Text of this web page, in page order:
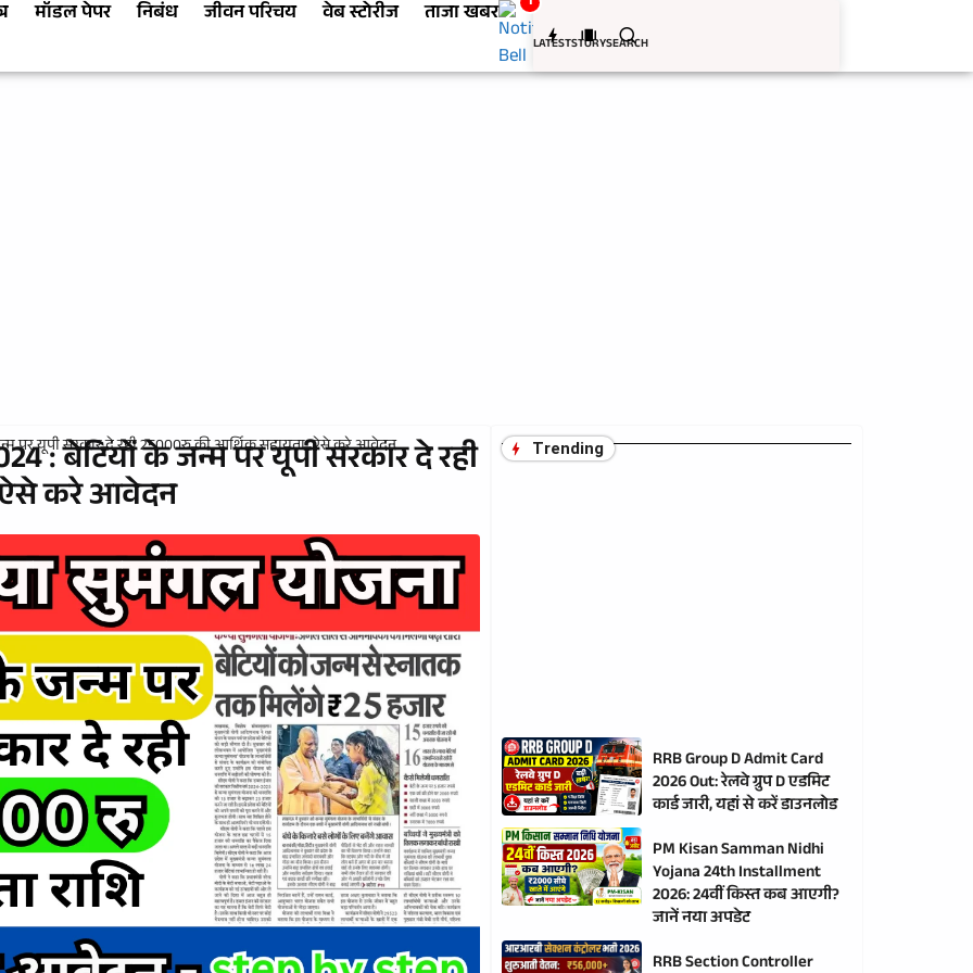
मॉडल पेपर निबंध जीवन परिचय वेब स्टोरीज ताजा खबर
LATESTSTORYSEARCH
पर यूपी सरकार दे रही 25000रु की आर्थिक सहायता, ऐसे करे आवेदन
: बेटियों के जन्म पर यूपी सरकार दे रही
ऐसे करे आवेदन
Trending
RRB Group D Admit Card
2026 Out: रेलवे ग्रुप D एडमिट
कार्ड जारी, यहां से करें डाउनलोड
PM Kisan Samman Nidhi
Yojana 24th Installment
2026: 24वीं किस्त कब आएगी?
जानें नया अपडेट
RRB Section Controller